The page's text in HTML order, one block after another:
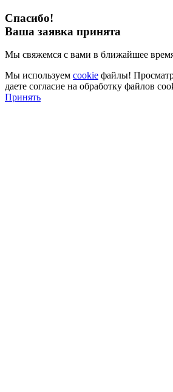
Спасибо!
Ваша заявка принята
Мы свяжемся с вами в ближайшее
Мы используем cookie файлы!
даете согласие на обработку файлов
Принять